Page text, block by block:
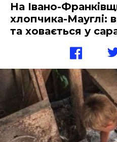
На Івано-
хлопчика-Мауглі:
та ховається у